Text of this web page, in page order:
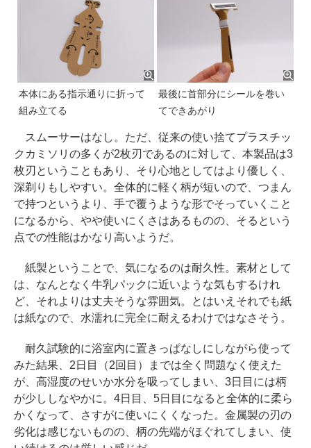
本体にある指示通りに折って
組み立てる
最後に首部分にシールを巻い
てできあがり
スムーサーはなし。ただ、従来の使い捨てプラスチッ
クカミソリの多くが2枚刃であるのに対して、本製品は3
枚刃ということもあり、そり心地としてはより優しく、
深剃りもしやすい。全体的に軽く柄が短いので、つまん
で持つというより、手で覆うような形でそっていくこと
になるから、やや使いにくさはあるものの、そるという
点での性能はかなり高いようだ。
紙製ということで、気になるのは耐久性。素材として
は、なんとなく牛乳パックに近いような気もするけれ
ど、それよりは丈夫そうな雰囲気。とはいえそれでも紙
は紙なので、水濡れに完全に耐えるわけではなさそう。
耐久試験的に浴室内に置きっぱなしにしながら使って
みた結果、2日目（2回目）までは全く問題なく使えた
が、高湿度のせいか水分を吸ってしまい、3日目には柄
が少ししなやかに。4日目、5日目になると全体的に柔ら
かくなって、さすがに使いにくくなった。金属製の刃の
劣化は感じないものの、柄の先端がほぐれてしまい、使